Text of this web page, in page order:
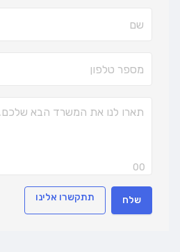
00
שלח תתקשרו אלינו